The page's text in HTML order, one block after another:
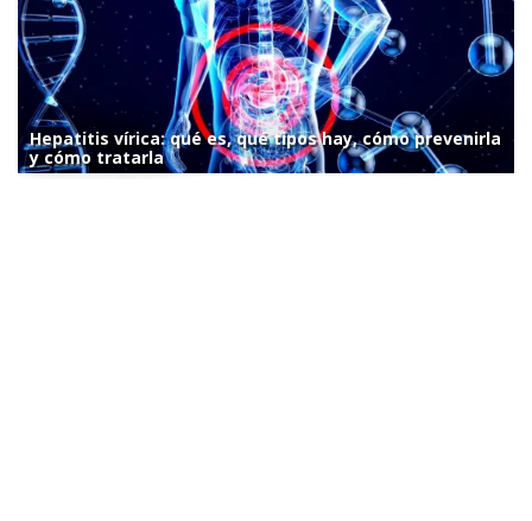
Hepatitis vírica: qué es, qué tipos hay, cómo prevenirla
y cómo tratarla